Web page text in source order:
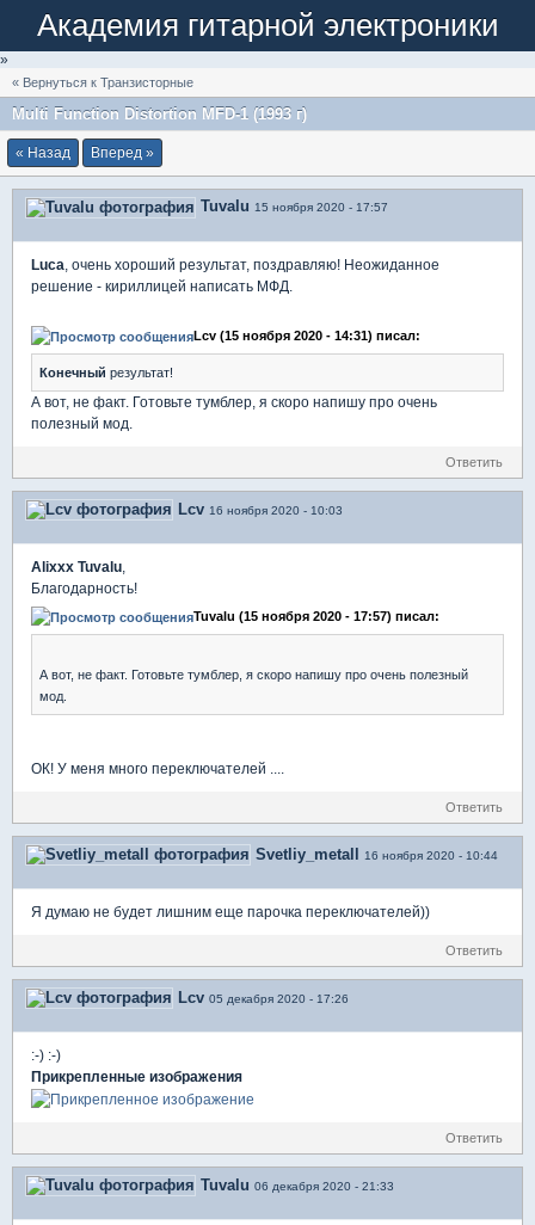
Академия гитарной электроники
»
« Вернуться к Транзисторные
Multi Function Distortion MFD-1 (1993 г)
« Назад Вперед »
Tuvalu 15 ноября 2020 - 17:57
Luca, очень хороший результат, поздравляю! Неожиданное
решение - кириллицей написать МФД.
Lcv (15 ноября 2020 - 14:31) писал:
Конечный результат!
А вот, не факт. Готовьте тумблер, я скоро напишу про очень
полезный мод.
Ответить
Lcv 16 ноября 2020 - 10:03
Alixxx Tuvalu,
Благодарность!
Tuvalu (15 ноября 2020 - 17:57) писал:
А вот, не факт. Готовьте тумблер, я скоро напишу про очень полезный
мод.
ОК! У меня много переключателей ....
Ответить
Svetliy_metall 16 ноября 2020 - 10:44
Я думаю не будет лишним еще парочка переключателей))
Ответить
Lcv 05 декабря 2020 - 17:26
:-) :-)
Прикрепленные изображения
Ответить
Tuvalu 06 декабря 2020 - 21:33